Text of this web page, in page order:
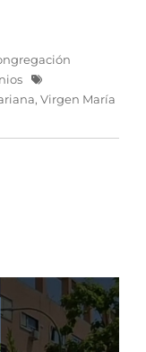
Etiquetas
,Virgen María